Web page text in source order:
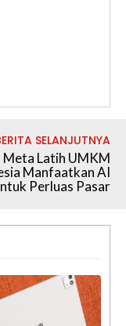
SELANJUTNYA
Meta Latih UMKM
Manfaatkan AI
Perluas Pasar